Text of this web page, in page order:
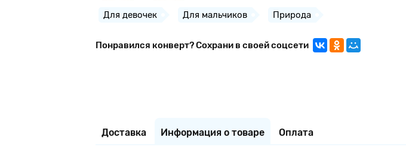
Для девочек Для мальчиков Природа
Понравился конверт? Сохрани в своей соцсети
Доставка Информация о товаре Оплата